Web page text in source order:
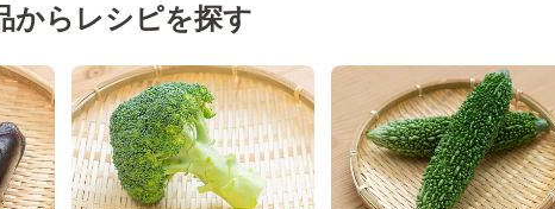
からレシピを探す